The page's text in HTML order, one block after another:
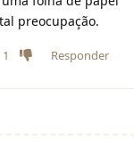
preocupação.
1 Responder